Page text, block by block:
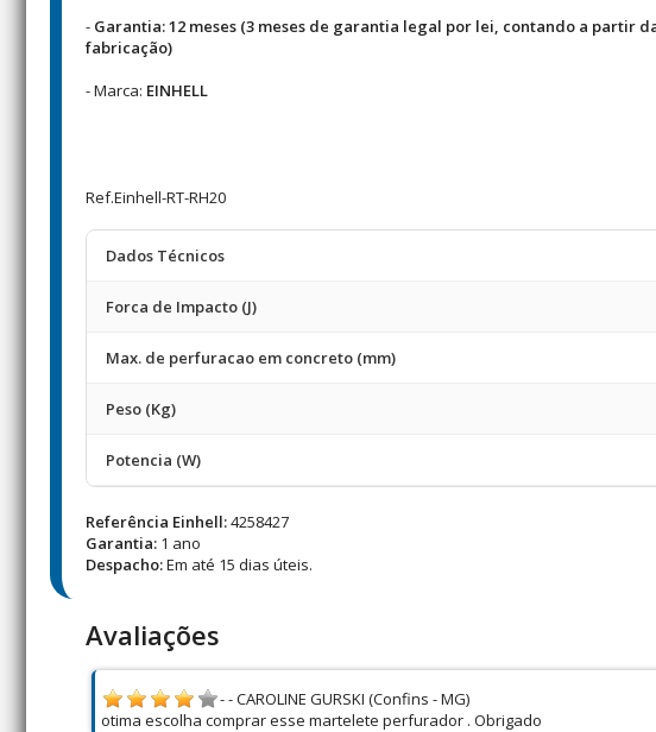
- Garantia: 12 meses (3 meses de garantia legal por lei, contando a partir
fabricação)
- Marca: EINHELL
Ref.Einhell-RT-RH20
Dados Técnicos
Forca de Impacto (J)
Max. de perfuracao em concreto (mm)
Peso (Kg)
Potencia (W)
Referência Einhell:4258427
Garantia: 1 ano
Despacho:Em até 15 dias úteis.
Avaliações
- - CAROLINE GURSKI (Confins - MG)
otima escolha comprar esse martelete perfurador . Obrigado